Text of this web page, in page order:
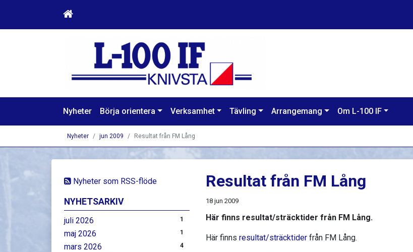
Nyheter Börja orientera Verksamhet Tävling Arrangemang Om L-100 IF
Nyheter jun 2009 Resultat från FM Lång
Nyheter som RSS-flöde
NYHETSARKIV
juli 2026 1
maj 2026 1
mars 2026 4
Resultat från FM Lång
18 jun 2009
Här finns resultat/sträcktider från FM Lång.
Här finns resultat/sträcktiderfrån FM Lång.